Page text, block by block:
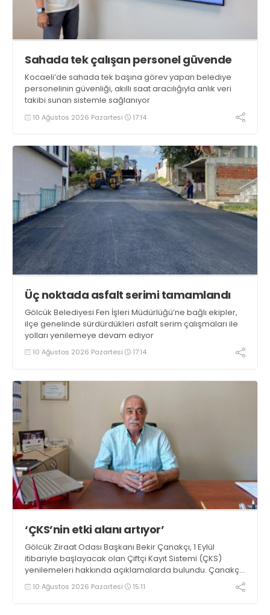
Sahada tek çalışan personel güvende
Kocaeli’de sahada tek başına görev yapan belediye
personelinin güvenliği, akıllı saat aracılığıyla anlık veri
takibi sunan sistemle sağlanıyor
10 Ağustos 2026 Pazartesi 17:14
Üç noktada asfalt serimi tamamlandı
Gölcük Belediyesi Fen İşleri Müdürlüğü’ne bağlı ekipler,
ilçe genelinde sürdürdükleri asfalt serim çalışmaları ile
yolları yenilemeye devam ediyor
10 Ağustos 2026 Pazartesi 17:14
‘ÇKS’nin etki alanı artıyor’
Gölcük Ziraat Odası Başkanı Bekir Çanakçı, 1 Eylül
itibariyle başlayacak olan Çiftçi Kayıt Sistemi (ÇKS)
yenilemeleri hakkında açıklamalarda bulundu. Çanakçı,
“Çiftçi Kayıt Sistemi formatı, yaygınlaşması ve etki alanı
her yıl artarak devam etmektedir” dedi
10 Ağustos 2026 Pazartesi 15:11